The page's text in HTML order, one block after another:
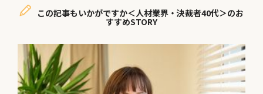
この記事もいかがですか＜人材業界・決裁者40代＞のお
すすめSTORY